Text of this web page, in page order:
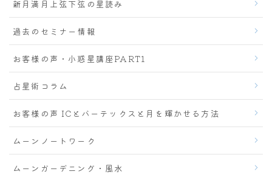
新月満月上弦下弦の星読み
過去のセミナー情報
お客様の声・小惑星講座PART1
占星術コラム
お客様の声 ICとバーテックスと月を輝かせる方法
ムーンノートワーク
ムーンガーデニング・風水